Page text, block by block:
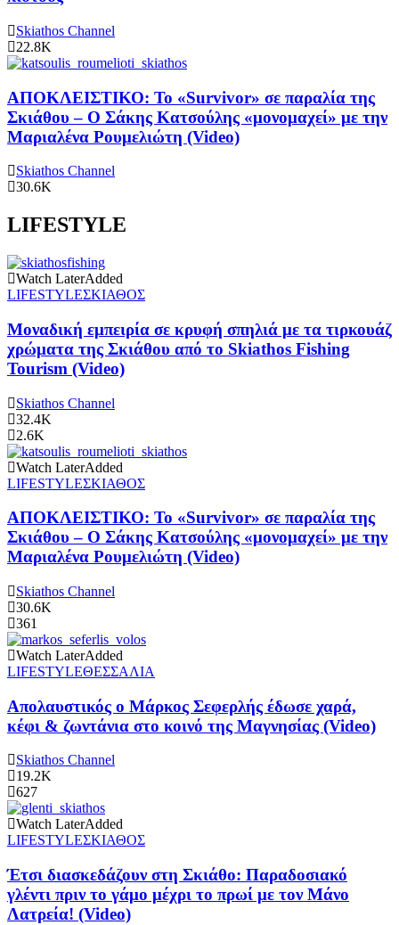
Skiathos Channel
22.8K
ΑΠΟΚΛΕΙΣΤΙΚΟ: Το «Survivor» σε παραλία της
Σκιάθου – Ο Σάκης Κατσούλης «μονομαχεί» με την
Μαριαλένα Ρουμελιώτη (Video)
Skiathos Channel
30.6K
LIFESTYLE
Watch LaterAdded
LIFESTYLEΣΚΙΑΘΟΣ
Μοναδική εμπειρία σε κρυφή σπηλιά με τα τιρκουάζ
χρώματα της Σκιάθου από το Skiathos Fishing
Tourism (Video)
Skiathos Channel
32.4K
2.6K
Watch LaterAdded
LIFESTYLEΣΚΙΑΘΟΣ
ΑΠΟΚΛΕΙΣΤΙΚΟ: Το «Survivor» σε παραλία της
Σκιάθου – Ο Σάκης Κατσούλης «μονομαχεί» με την
Μαριαλένα Ρουμελιώτη (Video)
Skiathos Channel
30.6K
361
Watch LaterAdded
LIFESTYLEΘΕΣΣΑΛΙΑ
Απολαυστικός ο Μάρκος Σεφερλής έδωσε χαρά,
κέφι & ζωντάνια στο κοινό της Μαγνησίας (Video)
Skiathos Channel
19.2K
627
Watch LaterAdded
LIFESTYLEΣΚΙΑΘΟΣ
Έτσι διασκεδάζουν στη Σκιάθο: Παραδοσιακό
γλέντι πριν το γάμο μέχρι το πρωί με τον Μάνο
Λατρεία! (Video)